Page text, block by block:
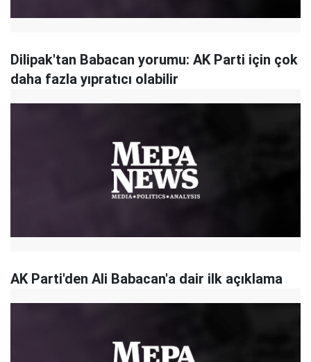
Dilipak'tan Babacan yorumu: AK Parti için çok
daha fazla yıpratıcı olabilir
AK Parti'den Ali Babacan'a dair ilk açıklama